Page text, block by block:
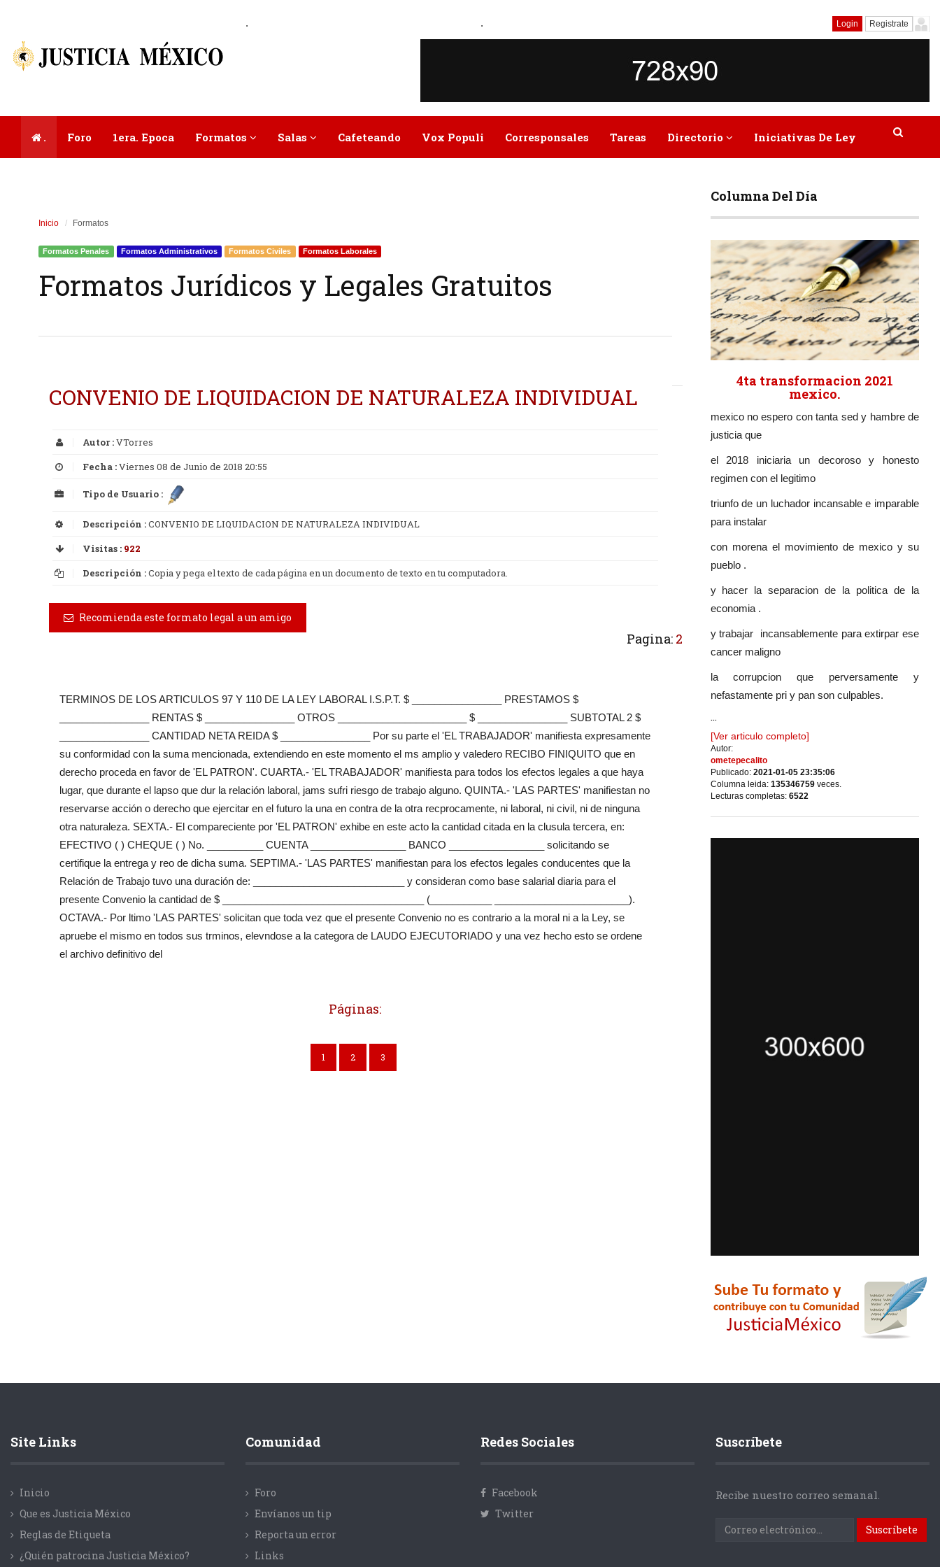
. . Login Registrate
. Foro 1era. Epoca Formatos Salas Cafeteando Vox Populi Corresponsales Tareas Directorio Iniciativas De Ley
Inicio Formatos
Formatos Penales Formatos Administrativos Formatos Civiles Formatos Laborales
Formatos Jurídicos y Legales Gratuitos
CONVENIO DE LIQUIDACION DE NATURALEZA INDIVIDUAL
Autor :VTorres
Fecha :Viernes 08 de Junio de 2018 20:55
Tipo de Usuario :
Descripción :CONVENIO DE LIQUIDACION DE NATURALEZA INDIVIDUAL
Visitas : 922
Descripción :Copia y pega el texto de cada página en un documento de texto en tu computadora.
Recomienda este formato legal a un amigo
Pagina: 2
TERMINOS DE LOS ARTICULOS 97 Y 110 DE LA LEY LABORAL I.S.P.T. $ ________________ PRESTAMOS $
________________ RENTAS $ ________________ OTROS _______________________ $ ________________ SUBTOTAL 2 $
________________ CANTIDAD NETA REIDA $ ________________ Por su parte el 'EL TRABAJADOR' manifiesta expresamente
su conformidad con la suma mencionada, extendiendo en este momento el ms amplio y valedero RECIBO FINIQUITO que en
derecho proceda en favor de 'EL PATRON'. CUARTA.- 'EL TRABAJADOR' manifiesta para todos los efectos legales a que haya
lugar, que durante el lapso que dur la relación laboral, jams sufri riesgo de trabajo alguno. QUINTA.- 'LAS PARTES' manifiestan no
reservarse acción o derecho que ejercitar en el futuro la una en contra de la otra recprocamente, ni laboral, ni civil, ni de ninguna
otra naturaleza. SEXTA.- El compareciente por 'EL PATRON' exhibe en este acto la cantidad citada en la clusula tercera, en:
EFECTIVO ( ) CHEQUE ( ) No. __________ CUENTA _________________ BANCO _________________ solicitando se
certifique la entrega y reo de dicha suma. SEPTIMA.- 'LAS PARTES' manifiestan para los efectos legales conducentes que la
Relación de Trabajo tuvo una duración de: ___________________________ y consideran como base salarial diaria para el
presente Convenio la cantidad de $ ____________________________________ (___________ ________________________).
OCTAVA.- Por ltimo 'LAS PARTES' solicitan que toda vez que el presente Convenio no es contrario a la moral ni a la Ley, se
apruebe el mismo en todos sus trminos, elevndose a la categora de LAUDO EJECUTORIADO y una vez hecho esto se ordene
el archivo definitivo del
Páginas:
1 2 3
Columna Del Día
4ta transformacion 2021
mexico.
mexico no espero con tanta sed y hambre de
justicia que
el 2018 iniciaria un decoroso y honesto
regimen con el legitimo
triunfo de un luchador incansable e imparable
para instalar
con morena el movimiento de mexico y su
pueblo .
y hacer la separacion de la politica de la
economia .
y trabajar incansablemente para extirpar ese
cancer maligno
la corrupcion que perversamente y
nefastamente pri y pan son culpables.
...
[Ver articulo completo]
Autor:
ometepecalito
Publicado: 2021-01-05 23:35:06
Columna leida: 135346759veces.
Lecturas completas: 6522
Site Links
Inicio
Que es Justicia México
Reglas de Etiqueta
¿Quién patrocina Justicia México?
Comunidad
Foro
Envíanos un tip
Reporta un error
Links
Redes Sociales
Facebook
Twitter
Suscríbete
Recibe nuestro correo semanal.